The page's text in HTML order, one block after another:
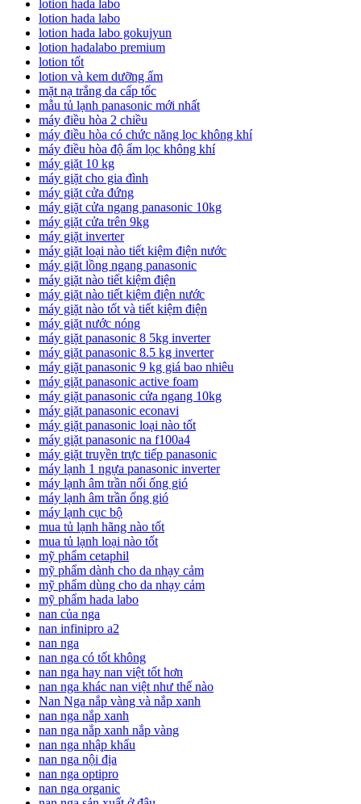
lotion hada labo
lotion hada labo
lotion hada labo gokujyun
lotion hadalabo premium
lotion tốt
lotion và kem dưỡng ẩm
mặt nạ trắng da cấp tốc
mẫu tủ lạnh panasonic mới nhất
máy điều hòa 2 chiều
máy điều hòa có chức năng lọc không khí
máy điều hòa độ ẩm lọc không khí
máy giặt 10 kg
máy giặt cho gia đình
máy giặt cửa đứng
máy giặt cửa ngang panasonic 10kg
máy giặt cửa trên 9kg
máy giặt inverter
máy giặt loại nào tiết kiệm điện nước
máy giặt lồng ngang panasonic
máy giặt nào tiết kiệm điện
máy giặt nào tiết kiệm điện nước
máy giặt nào tốt và tiết kiệm điện
máy giặt nước nóng
máy giặt panasonic 8 5kg inverter
máy giặt panasonic 8.5 kg inverter
máy giặt panasonic 9 kg giá bao nhiêu
máy giặt panasonic active foam
máy giặt panasonic cửa ngang 10kg
máy giặt panasonic econavi
máy giặt panasonic loại nào tốt
máy giặt panasonic na f100a4
máy giặt truyền trực tiếp panasonic
máy lạnh 1 ngựa panasonic inverter
máy lạnh âm trần nối ống gió
máy lạnh âm trần ống gió
máy lạnh cục bộ
mua tủ lạnh hãng nào tốt
mua tủ lạnh loại nào tốt
mỹ phẩm cetaphil
mỹ phẩm dành cho da nhạy cảm
mỹ phẩm dùng cho da nhạy cảm
mỹ phẩm hada labo
nan của nga
nan infinipro a2
nan nga
nan nga có tốt không
nan nga hay nan việt tốt hơn
nan nga khác nan việt như thế nào
Nan Nga nắp vàng và nắp xanh
nan nga nắp xanh
nan nga nắp xanh nắp vàng
nan nga nhập khẩu
nan nga nội địa
nan nga optipro
nan nga organic